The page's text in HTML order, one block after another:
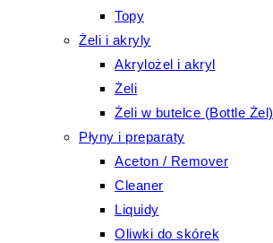
Topy
Żeli i akryly
Akrylożel i akryl
Żeli
Żeli w butelce (Bottle Żel)
Płyny i preparaty
Aceton / Remover
Cleaner
Liquidy
Oliwki do skórek